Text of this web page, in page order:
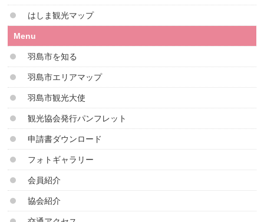
はしま観光マップ
Menu
羽島市を知る
羽島市エリアマップ
羽島市観光大使
観光協会発行パンフレット
申請書ダウンロード
フォトギャラリー
会員紹介
協会紹介